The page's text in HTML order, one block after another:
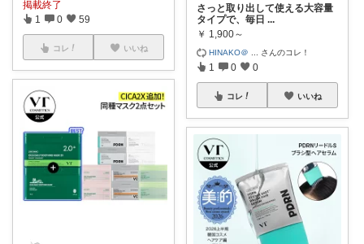
掲載終了
1 0 59
コレ いいね
さっと取り出して使える大容量
タイプで、毎日 ...
￥ 1,900～
HINAKO＠ さんのコレ！
1 0 0
コレ いいね